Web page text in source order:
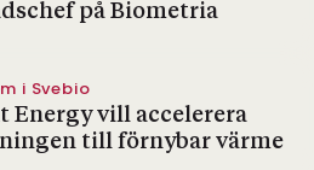
på Biometria
i Svebio
Energy vill accelerera
till förnybar värme